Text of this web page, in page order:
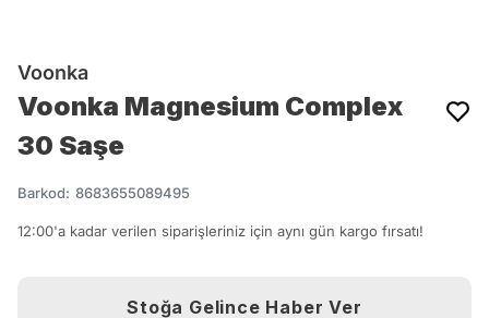
Voonka
Voonka Magnesium Complex
30 Saşe
Barkod: 8683655089495
12:00'a kadar verilen siparişleriniz için aynı gün kargo fırsatı!
Stoğa Gelince Haber Ver